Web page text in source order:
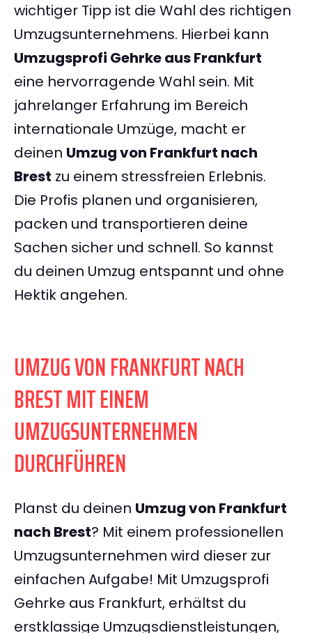
wichtiger Tipp ist die Wahl des richtigen
Umzugsunternehmens. Hierbei kann
Umzugsprofi Gehrke aus Frankfurt
eine hervorragende Wahl sein. Mit
jahrelanger Erfahrung im Bereich
internationale Umzüge, macht er
deinen Umzug von Frankfurt nach
Brest zu einem stressfreien Erlebnis.
Die Profis planen und organisieren,
packen und transportieren deine
Sachen sicher und schnell. So kannst
du deinen Umzug entspannt und ohne
Hektik angehen.
UMZUG VON FRANKFURT NACH
BREST MIT EINEM
UMZUGSUNTERNEHMEN
DURCHFÜHREN
Planst du deinen Umzug von Frankfurt
nach Brest? Mit einem professionellen
Umzugsunternehmen wird dieser zur
einfachen Aufgabe! Mit Umzugsprofi
Gehrke aus Frankfurt, erhältst du
erstklassige Umzugsdienstleistungen,